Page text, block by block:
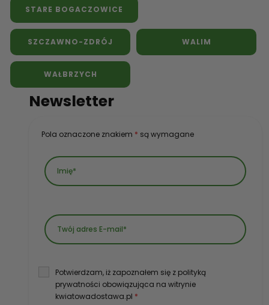
STARE BOGACZOWICE
SZCZAWNO-ZDRÓJ WALIM
WAŁBRZYCH
Newsletter
Pola oznaczone znakiem * są wymagane
Potwierdzam, iż zapoznałem się z polityką
prywatności obowiązująca na witrynie
kwiatowadostawa.pl *